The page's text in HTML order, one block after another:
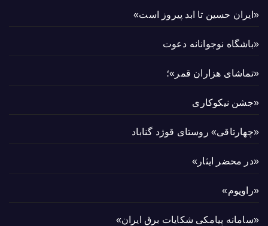
«ایران حسین تا ابد پیروز است»
«باشگاه نوجوانانه دعوت
«تماشای هزاران قمر»؛
«جشن نیکوکاری
«چهارتاقی» روستای قوژد گناباد
«در محضر ایثار»
«راویوم»
«سامانه پیامکی شکایات برق ایران»